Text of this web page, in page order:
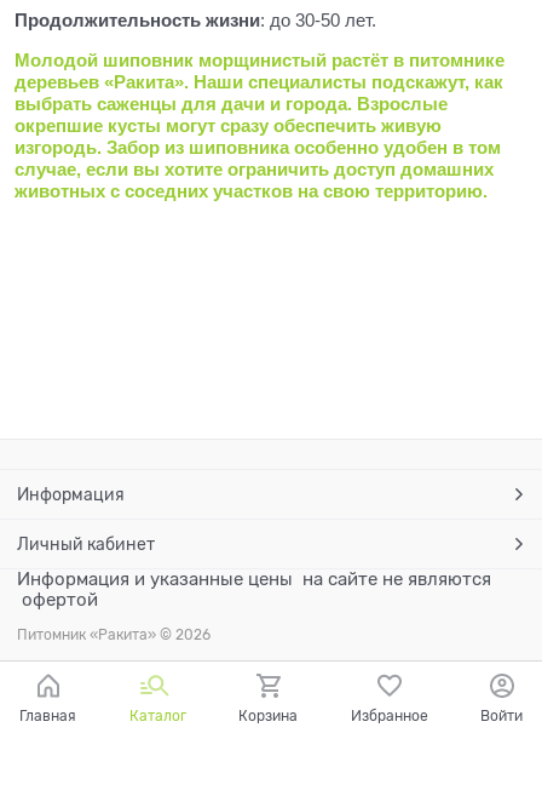
Продолжительность жизни: до 30-50 лет.
Молодой шиповник морщинистый растёт в питомнике
деревьев «Ракита». Наши специалисты подскажут, как
выбрать саженцы для дачи и города. Взрослые
окрепшие кусты могут сразу обеспечить живую
изгородь. Забор из шиповника особенно удобен в том
случае, если вы хотите ограничить доступ домашних
животных с соседних участков на свою территорию.
Информация
Личный кабинет
Информация и указанные цены на сайте не являются
офертой
Питомник «Ракита» © 2026
Главная Каталог Корзина Избранное Войти